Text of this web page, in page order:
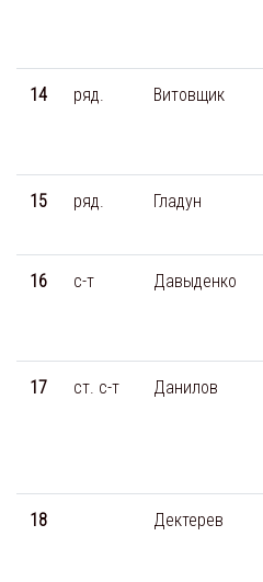
14 ряд. Витовщик
15 ряд. Гладун
16 с-т Давыденко
17 ст. с-т Данилов
18 Дектерев